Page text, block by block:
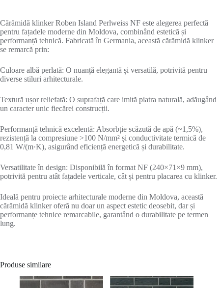
Cărămidă klinker Roben Island Perlweiss NF este alegerea perfectă
pentru fațadele moderne din Moldova, combinând estetică și
performanță tehnică. Fabricată în Germania, această cărămidă klinker
se remarcă prin:
Culoare albă perlată: O nuanță elegantă și versatilă, potrivită pentru
diverse stiluri arhitecturale.
Textură ușor reliefată: O suprafață care imită piatra naturală, adăugând
un caracter unic fiecărei construcții.
Performanță tehnică excelentă: Absorbție scăzută de apă (~1,5%),
rezistență la compresiune >100 N/mm² și conductivitate termică de
0,81 W/(m·K), asigurând eficiență energetică și durabilitate.
Versatilitate în design: Disponibilă în format NF (240×71×9 mm),
potrivită pentru atât fațadele verticale, cât și pentru placarea cu klinker.
Ideală pentru proiecte arhitecturale moderne din Moldova, această
cărămidă klinker oferă nu doar un aspect estetic deosebit, dar și
performanțe tehnice remarcabile, garantând o durabilitate pe termen
lung.
Produse similare